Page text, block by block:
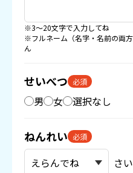
※3〜20文字で入力してね
※フルネーム（名字・名前の両
ん
せいべつ 必須
男 女 選択なし
ねんれい 必須
さい